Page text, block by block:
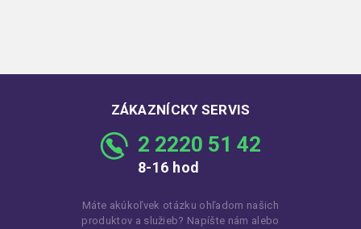
ZÁKAZNÍCKY SERVIS
2 2220 51 42
8-16 hod
Máte akúkoľvek otázku ohľadom našich
produktov a služieb? Napíšte nám alebo